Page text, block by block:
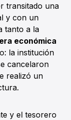
transitado una
y con un
tanto a la
económica
la institución
cancelaron
realizó un
y el tesorero